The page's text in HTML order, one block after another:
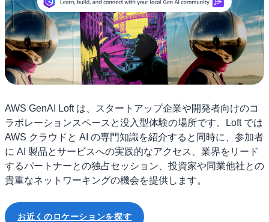
AWS GenAI Loft は、スタートアップ企業や開発者向けのコ
ラボレーションスペースと没入型体験の場所です。Loft では
AWS クラウドと AI の専門知識を紹介すると同時に、参加者
に AI 製品とサービスへの実践的なアクセス、業界をリード
するパートナーとの独占セッション、投資家や同業他社との
貴重なネットワーキングの機会を提供します。
お近くのロケーションを探す